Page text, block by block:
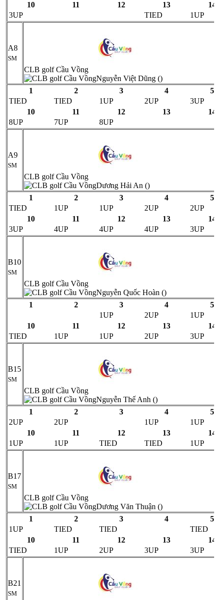
10
11 12 13
14
3UP
TIED 1UP
A8
SM
CLB golf Cầu Vồng
Nguyễn Việt Dũng ()
1
2 3 4
5
TIED
TIED 1UP 2UP
3UP
10
11 12 13
14
8UP
7UP 8UP
A9
SM
CLB golf Cầu Vồng
Dương Hải An ()
1
2 3 4
5
TIED
1UP 1UP 2UP
2UP
10
11 12 13
14
3UP
4UP 4UP 4UP 3UP
B10
SM
CLB golf Cầu Vồng
Nguyễn Quốc Hoàn ()
1
2 3 4
5
1UP
2UP
1UP
10
11 12 13
14
TIED
1UP 1UP 2UP 3UP
B15
SM
CLB golf Cầu Vồng
Nguyễn Thế Anh ()
1
2 3 4
5
2UP
2UP 1UP
1UP
10
11 12 13
14
1UP
1UP TIED TIED 1UP
B17
SM
CLB golf Cầu Vồng
Dương Văn Thuận ()
1
2 3 4
5
1UP
TIED TIED
TIED
10
11 12 13
14
TIED
1UP 2UP 3UP 3UP
B21
SM